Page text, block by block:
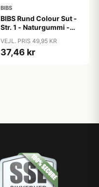
BIBS
BIBS Rund Colour Sut -
Str. 1 - Naturgummi -
Breeze
VEJL. PRIS 49,95 KR
37,46 kr